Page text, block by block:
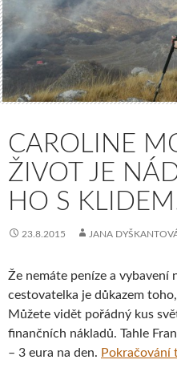
CAROLINE
ŽIVOT JE
HO S
23.8.2015 JANA
Že nemáte peníze a vybavení
cestovatelka je důkazem
Můžete vidět pořádný kus
finančních nákladů. Tahle
– 3 eura na den. Pokračování